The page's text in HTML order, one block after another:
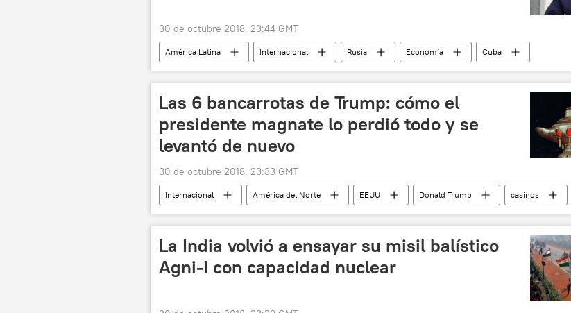
30 de octubre 2018, 23:44 GMT
América Latina Internacional Rusia Economía
Cuba
Yuri Borísov
sanciones noticias
Las 6 bancarrotas de Trump: cómo el
presidente magnate lo perdió todo y se
levantó de nuevo
30 de octubre 2018, 23:33 GMT
Internacional América del Norte EEUU Donald Trump
casinos
quiebra
negocios hoteles noticias
La India volvió a ensayar su misil balístico
Agni-I con capacidad nuclear